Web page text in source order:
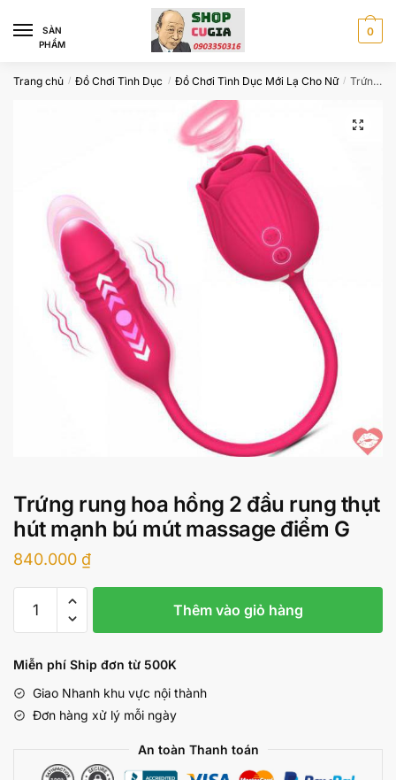
navigation
content
SÀN
PHẨM
0
Trang chủ / Đồ Chơi Tình Dục / Đồ Chơi Tình Dục Mới Lạ Cho Nữ / Trứng rung hoa hồng 2 đầu rung thụt hút mạnh bú mút massage điểm G
Trứng rung hoa hồng 2 đầu rung thụt
hút mạnh bú mút massage điểm G
840.000 ₫
rung
hồng
đầu
rung
Thêm vào giỏ hàng
Miễn phí Ship đơn từ 500K
Giao Nhanh khu vực nội thành
Đơn hàng xử lý mỗi ngày
An toàn Thanh toán